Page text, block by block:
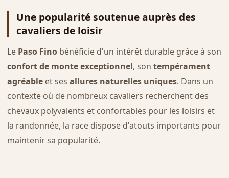
Une popularité soutenue auprès des
cavaliers de loisir
Le Paso Finobénéficie d'un intérêt durable grâce à son
confort de monte exceptionnel, son tempérament
agréableet ses allures naturelles uniques. Dans un
contexte où de nombreux cavaliers recherchent des
chevaux polyvalents et confortables pour les loisirs et
la randonnée, la race dispose d'atouts importants pour
maintenir sa popularité.